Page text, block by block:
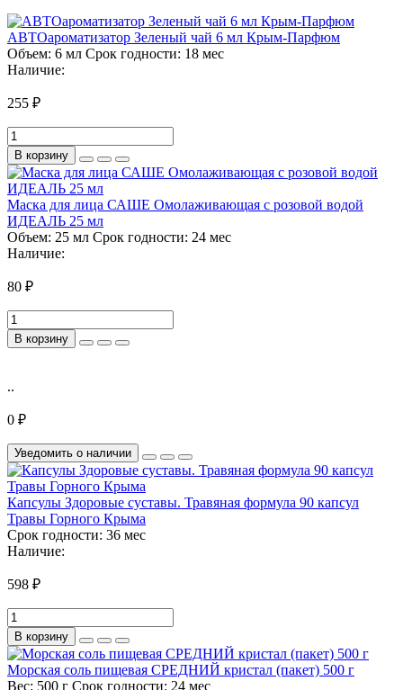
АВТОароматизатор Зеленый чай 6 мл Крым-Парфюм
Объем: 6 мл Срок годности: 18 мес
Наличие:
255 ₽
В корзину
Маска для лица САШЕ Омолаживающая с розовой водой
ИДЕАЛЬ 25 мл
Объем: 25 мл Срок годности: 24 мес
Наличие:
80 ₽
В корзину
..
0 ₽
Уведомить о наличии
Капсулы Здоровые суставы. Травяная формула 90 капсул
Травы Горного Крыма
Срок годности: 36 мес
Наличие:
598 ₽
В корзину
Морская соль пищевая СРЕДНИЙ кристал (пакет) 500 г
Вес: 500 г Срок годности: 24 мес